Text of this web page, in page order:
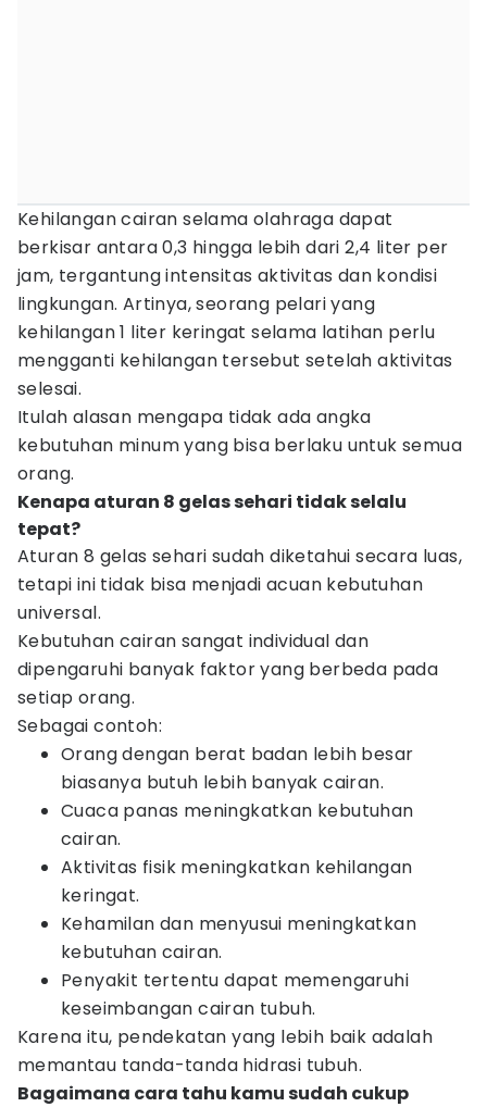
Kehilangan cairan selama olahraga dapat
berkisar antara 0,3 hingga lebih dari 2,4 liter per
jam, tergantung intensitas aktivitas dan kondisi
lingkungan. Artinya, seorang pelari yang
kehilangan 1 liter keringat selama latihan perlu
mengganti kehilangan tersebut setelah aktivitas
selesai.
Itulah alasan mengapa tidak ada angka
kebutuhan minum yang bisa berlaku untuk semua
orang.
Kenapa aturan 8 gelas sehari tidak selalu
tepat?
Aturan 8 gelas sehari sudah diketahui secara luas,
tetapi ini tidak bisa menjadi acuan kebutuhan
universal.
Kebutuhan cairan sangat individual dan
dipengaruhi banyak faktor yang berbeda pada
setiap orang.
Sebagai contoh:
Orang dengan berat badan lebih besar
biasanya butuh lebih banyak cairan.
Cuaca panas meningkatkan kebutuhan
cairan.
Aktivitas fisik meningkatkan kehilangan
keringat.
Kehamilan dan menyusui meningkatkan
kebutuhan cairan.
Penyakit tertentu dapat memengaruhi
keseimbangan cairan tubuh.
Karena itu, pendekatan yang lebih baik adalah
memantau tanda-tanda hidrasi tubuh.
Bagaimana cara tahu kamu sudah cukup